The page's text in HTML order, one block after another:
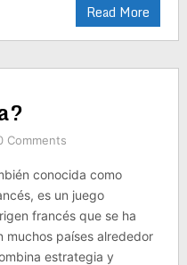
Read More
Comments
conocida como
es un juego
francés que se ha
muchos países alrededor
estrategia y